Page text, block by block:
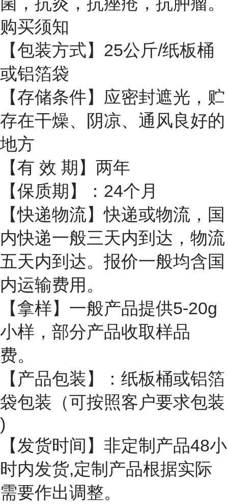
购买须知
【包装方式】25公斤/纸板桶
或铝箔袋
【存储条件】应密封遮光，贮
存在干燥、阴凉、通风良好的
地方
【有 效 期】两年
【保质期】：24个月
【快递物流】快递或物流，国
内快递一般三天内到达，物流
五天内到达。报价一般均含国
内运输费用。
【拿样】一般产品提供5-20g
小样，部分产品收取样品
费。
【产品包装】：纸板桶或铝箔
袋包装（可按照客户要求包装
)
【发货时间】非定制产品48小
时内发货,定制产品根据实际
需要作出调整。